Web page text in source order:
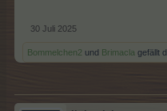
30 Juli 2025
Bommelchen2 und Brimacla gefällt